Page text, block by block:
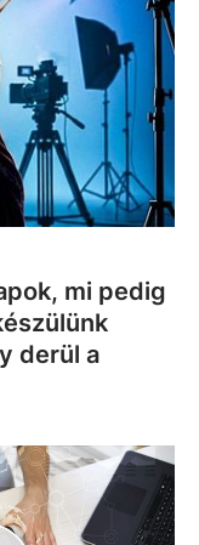
mi pedig
derül a